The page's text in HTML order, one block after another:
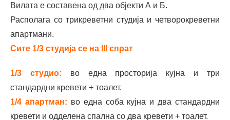
Вилата е составена од два објекти А и Б.
Располага со трикреветни студија и четворокреветни
апартмани.
Сите 1/3 студија се на III спрат
1/3 студио: во една просторија кујна и три
стандардни кревети + тоалет.
1/4 апартман: во една соба кујна и два стандардни
кревети и одделена спална со два кревети + тоалет.